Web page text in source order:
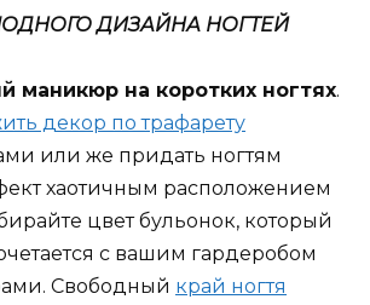
ДИЗАЙНА НОГТЕЙ
маникюр на коротких ногтях.
декор по трафарету
или же придать ногтям
хаотичным расположением
цвет бульонок, который
с вашим гардеробом
Свободный край ногтя